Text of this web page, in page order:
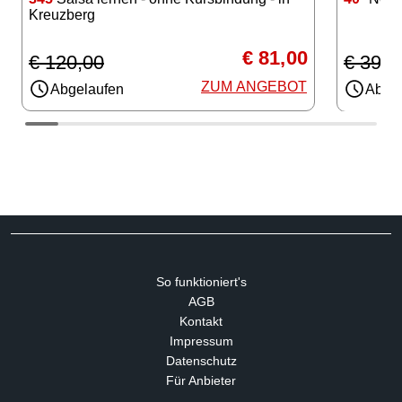
Kreuzberg
€ 120,00
Abgelaufen
€ 81,00
ZUM ANGEBOT
€
So funktioniert's
AGB
Kontakt
Impressum
Datenschutz
Für Anbieter